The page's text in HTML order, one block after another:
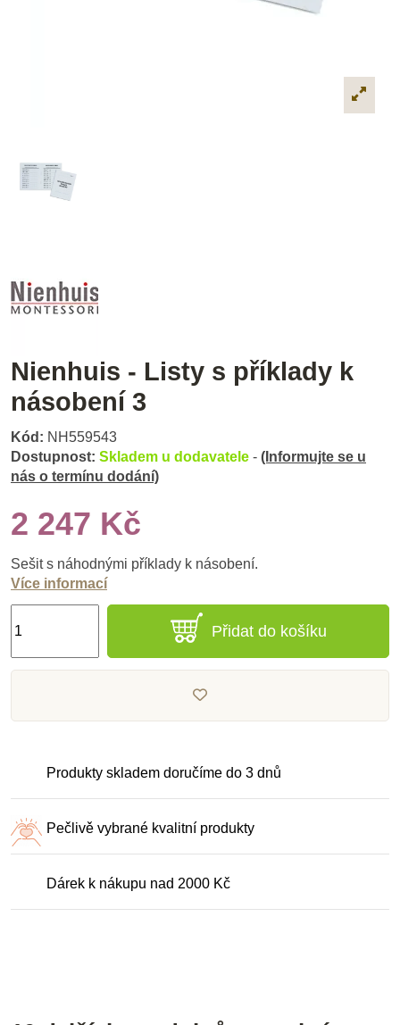
Nienhuis - Listy s příklady k
násobení 3
Kód: NH559543
Dostupnost: Skladem u dodavatele - (Informujte se u
nás o termínu dodání)
2 247 Kč
Sešit s náhodnými příklady k násobení.
Více informací
Přidat do košíku
Produkty skladem doručíme do 3 dnů
Pečlivě vybrané kvalitní produkty
Dárek k nákupu nad 2000 Kč